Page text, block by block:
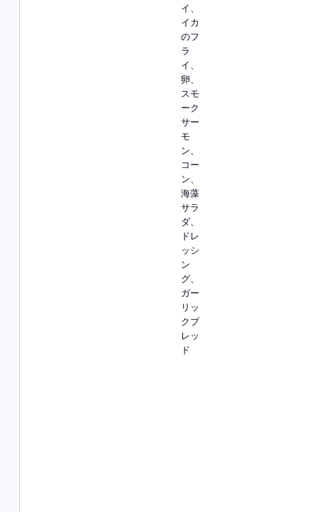
イ、
イカ
のフ
ラ
イ、
卵、
スモ
ーク
サー
モ
ン、
コー
ン、
海藻
サラ
ダ、
ドレ
ッシ
ン
グ、
ガー
リッ
クブ
レッ
ド